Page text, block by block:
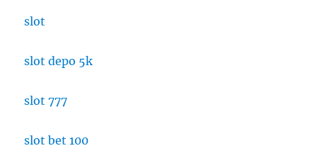
slot
slot depo 5k
slot 777
slot bet 100